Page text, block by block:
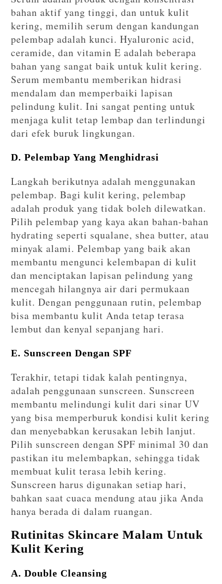
bahan aktif yang tinggi, dan untuk kulit
kering, memilih serum dengan kandungan
pelembap adalah kunci. Hyaluronic acid,
ceramide, dan vitamin E adalah beberapa
bahan yang sangat baik untuk kulit kering.
Serum membantu memberikan hidrasi
mendalam dan memperbaiki lapisan
pelindung kulit. Ini sangat penting untuk
menjaga kulit tetap lembap dan terlindungi
dari efek buruk lingkungan.
D. Pelembap Yang Menghidrasi
Langkah berikutnya adalah menggunakan
pelembap. Bagi kulit kering, pelembap
adalah produk yang tidak boleh dilewatkan.
Pilih pelembap yang kaya akan bahan-bahan
hydrating seperti squalane, shea butter, atau
minyak alami. Pelembap yang baik akan
membantu mengunci kelembapan di kulit
dan menciptakan lapisan pelindung yang
mencegah hilangnya air dari permukaan
kulit. Dengan penggunaan rutin, pelembap
bisa membantu kulit Anda tetap terasa
lembut dan kenyal sepanjang hari.
E. Sunscreen Dengan SPF
Terakhir, tetapi tidak kalah pentingnya,
adalah penggunaan sunscreen. Sunscreen
membantu melindungi kulit dari sinar UV
yang bisa memperburuk kondisi kulit kering
dan menyebabkan kerusakan lebih lanjut.
Pilih sunscreen dengan SPF minimal 30 dan
pastikan itu melembapkan, sehingga tidak
membuat kulit terasa lebih kering.
Sunscreen harus digunakan setiap hari,
bahkan saat cuaca mendung atau jika Anda
hanya berada di dalam ruangan.
Rutinitas Skincare Malam Untuk
Kulit Kering
A. Double Cleansing